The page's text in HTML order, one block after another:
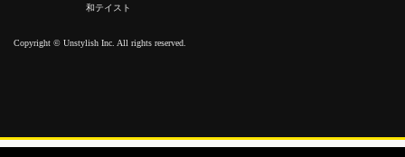
和テイスト
Copyright © Unstylish Inc. All rights reserved.